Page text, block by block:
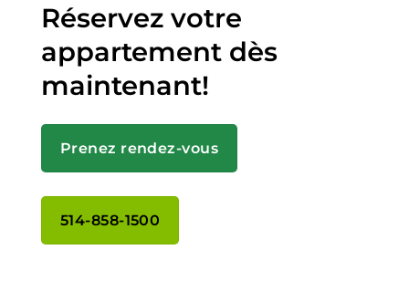
Réservez votre
appartement dès
maintenant!
Prenez rendez-vous
514-858-1500